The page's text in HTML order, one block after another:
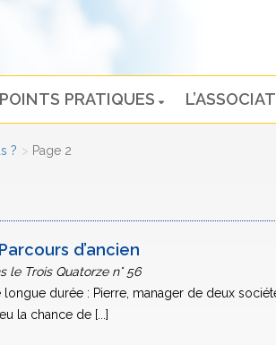
PRATIQUES
? Page 2
d’ancien
le Trois Quatorze n° 56
durée : Pierre, manager de deux
la chance de [...]